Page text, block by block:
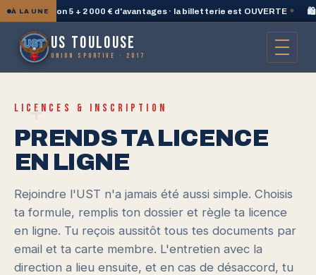
À LA UNE 5 + 2 000 € d'avantages · la billetterie est OUVERTE ◆ 🛍️
US TOULOUSE
UNION SPORTIVE · 2017
+
LICENCES & INSCRIPTION
PRENDS TA LICENCE
EN LIGNE
Rejoindre l'UST n'a jamais été aussi simple. Choisis
ta formule, remplis ton dossier et règle ta licence
en ligne. Tu reçois aussitôt tous tes documents par
email et ta carte membre. L'entretien avec la
direction a lieu ensuite, et en cas de désaccord, tu